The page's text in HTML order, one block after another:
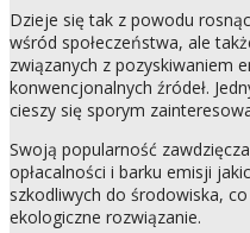
Dzieje się tak z powodu
wśród społeczeństwa, ale
związanych z pozyskiwaniem
konwencjonalnych źródeł.
cieszy się sporym
Swoją popularność
opłacalności i barku emisji
szkodliwych do środowiska,
ekologiczne rozwiązanie.